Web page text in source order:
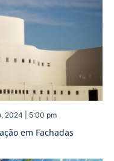
em Fachadas
2024 | 5:00 pm